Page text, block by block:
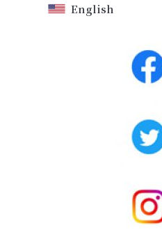
English